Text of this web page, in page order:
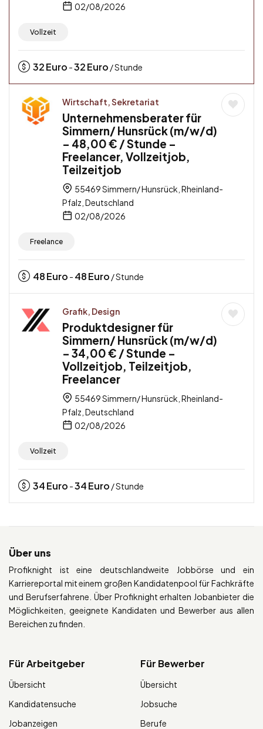
02/08/2026
Vollzeit
32Euro -32Euro / Stunde
Wirtschaft, Sekretariat
Unternehmensberater für
Simmern/ Hunsrück (m/w/d)
– 48,00 € / Stunde –
Freelancer, Vollzeitjob,
Teilzeitjob
55469 Simmern/ Hunsrück, Rheinland-
Pfalz, Deutschland
02/08/2026
Freelance
48Euro - 48Euro / Stunde
Grafik, Design
Produktdesigner für
Simmern/ Hunsrück (m/w/d)
– 34,00 € / Stunde –
Vollzeitjob, Teilzeitjob,
Freelancer
55469 Simmern/ Hunsrück, Rheinland-
Pfalz, Deutschland
02/08/2026
Vollzeit
34Euro -34Euro / Stunde
Über uns
Profiknight ist eine deutschlandweite Jobbörse und ein
Karriereportal mit einem großen Kandidatenpool für Fachkräfte
und Berufserfahrene. Über Profiknight erhalten Jobanbieter die
Möglichkeiten, geeignete Kandidaten und Bewerber aus allen
Bereichen zu finden.
Für Arbeitgeber
Übersicht
Kandidatensuche
Jobanzeigen
Für Bewerber
Übersicht
Jobsuche
Berufe